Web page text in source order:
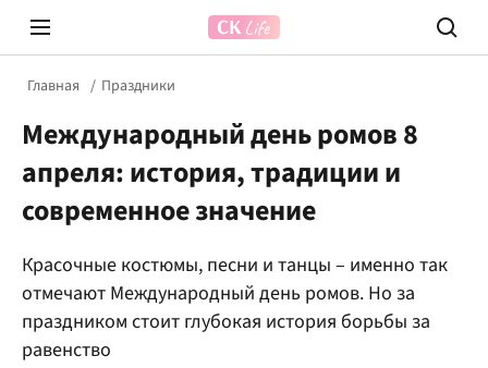
Prosecco Time
Главная Праздники
Международный день ромов 8
апреля: история, традиции и
современное значение
Красочные костюмы, песни и танцы – именно так
отмечают Международный день ромов. Но за
праздником стоит глубокая история борьбы за
равенство